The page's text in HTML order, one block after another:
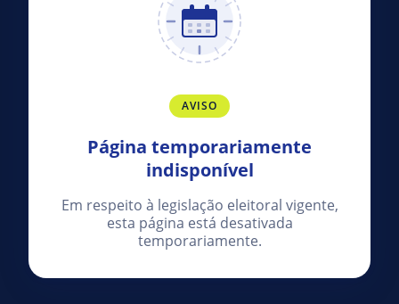
AVISO
Página temporariamente
indisponível
Em respeito à legislação eleitoral vigente,
esta página está desativada
temporariamente.